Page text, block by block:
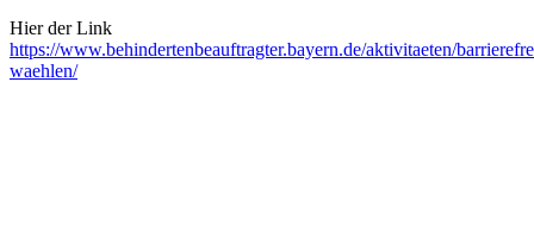
Hier der Link
https://www.behindertenbeauftragter.bayern.de/aktivitaeten/
waehlen/